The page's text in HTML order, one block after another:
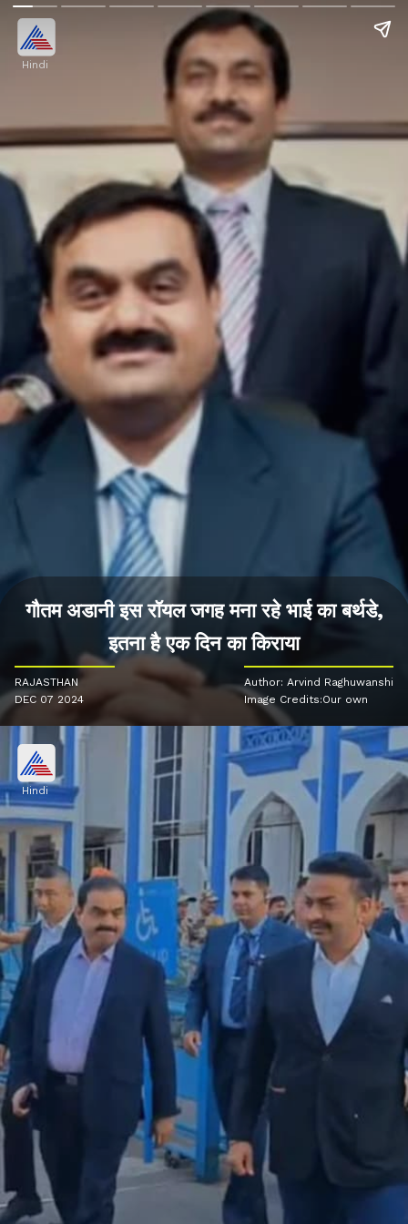
Hindi
गौतम अडानी इस रॉयल जगह मना रहे भाई का बर्थडे,
इतना है एक दिन का किराया
RAJASTHAN
DEC 07 2024
Author: Arvind Raghuwanshi
Image Credits:Our own
Hindi